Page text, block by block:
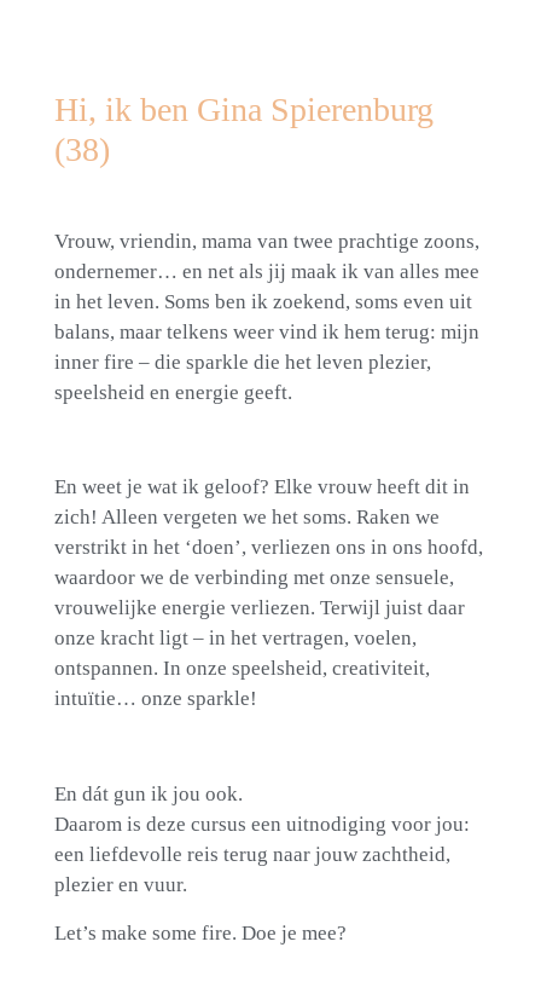
Hi, ik ben Gina Spierenburg
(38)
Vrouw, vriendin, mama van twee prachtige zoons,
ondernemer… en net als jij maak ik van alles mee
in het leven. Soms ben ik zoekend, soms even uit
balans, maar telkens weer vind ik hem terug: mijn
inner fire – die sparkle die het leven plezier,
speelsheid en energie geeft.
En weet je wat ik geloof? Elke vrouw heeft dit in
zich! Alleen vergeten we het soms. Raken we
verstrikt in het ‘doen’, verliezen ons in ons hoofd,
waardoor we de verbinding met onze sensuele,
vrouwelijke energie verliezen. Terwijl juist daar
onze kracht ligt – in het vertragen, voelen,
ontspannen. In onze speelsheid, creativiteit,
intuïtie… onze sparkle!
En dát gun ik jou ook.
Daarom is deze cursus een uitnodiging voor jou:
een liefdevolle reis terug naar jouw zachtheid,
plezier en vuur.
Let’s make some fire. Doe je mee?